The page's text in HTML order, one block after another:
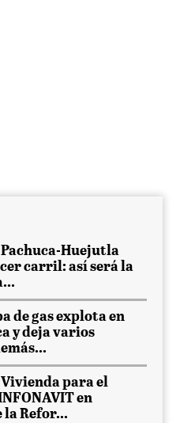
Huejutla
carril: así será la
de gas explota en
y deja varios
para el
en
la Refor...